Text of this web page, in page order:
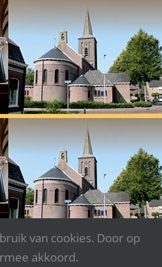
van cookies. Door op
akkoord.